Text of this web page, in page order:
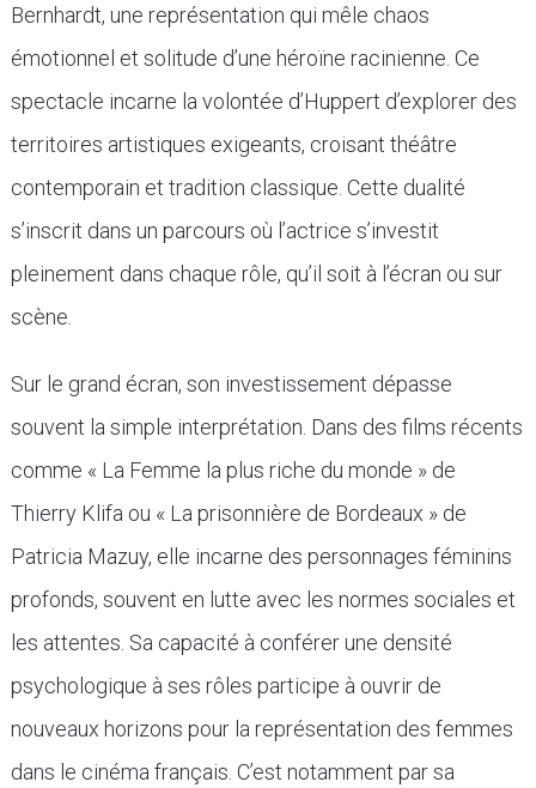
Bernhardt, une représentation qui mêle chaos
émotionnel et solitude d’une héroïne racinienne. Ce
spectacle incarne la volontée d’Huppert d’explorer des
territoires artistiques exigeants, croisant théâtre
contemporain et tradition classique. Cette dualité
s’inscrit dans un parcours où l’actrice s’investit
pleinement dans chaque rôle, qu’il soit à l’écran ou sur
scène.
Sur le grand écran, son investissement dépasse
souvent la simple interprétation. Dans des films récents
comme « La Femme la plus riche du monde » de
Thierry Klifa ou « La prisonnière de Bordeaux » de
Patricia Mazuy, elle incarne des personnages féminins
profonds, souvent en lutte avec les normes sociales et
les attentes. Sa capacité à conférer une densité
psychologique à ses rôles participe à ouvrir de
nouveaux horizons pour la représentation des femmes
dans le cinéma français. C’est notamment par sa